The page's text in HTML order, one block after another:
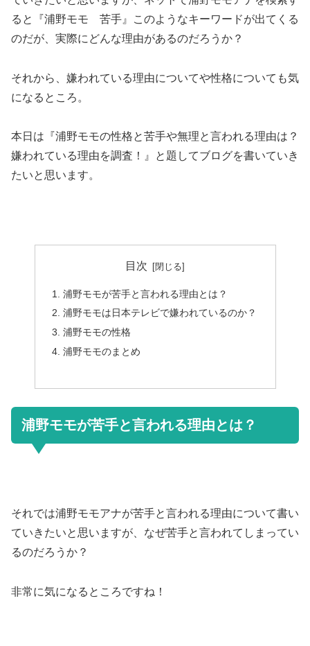
ると『浦野モモ 苦手』このようなキーワードが出てくる
のだが、実際にどんな理由があるのだろうか？
それから、嫌われている理由についてや性格についても気
になるところ。
本日は『浦野モモの性格と苦手や無理と言われる理由は？
嫌われている理由を調査！』と題してブログを書いていき
たいと思います。
目次
浦野モモが苦手と言われる理由とは？
浦野モモは日本テレビで嫌われているのか？
浦野モモの性格
浦野モモのまとめ
浦野モモが苦手と言われる理由とは？
それでは浦野モモアナが苦手と言われる理由について書い
ていきたいと思いますが、なぜ苦手と言われてしまってい
るのだろうか？
非常に気になるところですね！